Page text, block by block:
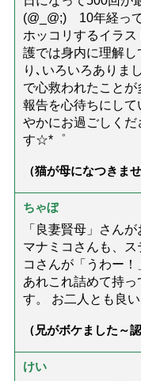
(@_@;) 10年経っ
ホッコリするイラ
護では身内に理解
り､いろいろありま
で心救われたこと
報告を心待ちにし
やかにお過ごしくだ
す☆*゜
（猫が母になつきま
ちゃぼ
「良妻賢母」さん
マナミコさんも、ス
コさんが「うわー！
あれこれ詰めて持
す。 お二人とも良い
（兄がボケました～
達』が届きました」）
けい